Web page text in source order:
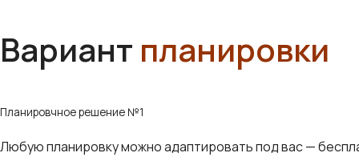
Вариант планировки
Планировчное решение №1
Любую планировку можно адаптировать под вас —